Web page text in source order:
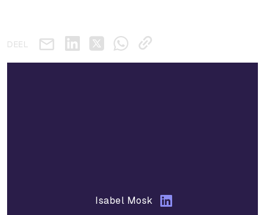
DEEL
Isabel Mosk